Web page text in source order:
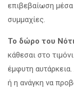
επιβεβαίωση μέσα
συμμαχίες.
Το δώρο του
κάθεσαι στο
έμφυτη
ή η ανάγκη να